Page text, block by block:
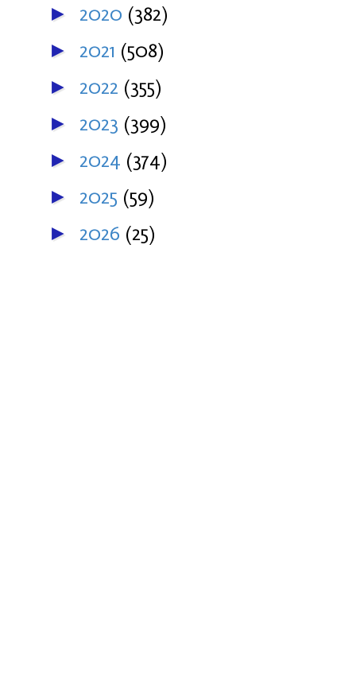
► 2020 (382)
► 2021 (508)
► 2022 (355)
► 2023 (399)
► 2024 (374)
► 2025 (59)
► 2026 (25)